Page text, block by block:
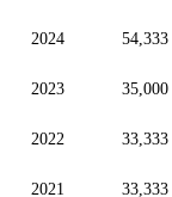
2024 54,333
2023 35,000
2022 33,333
2021 33,333